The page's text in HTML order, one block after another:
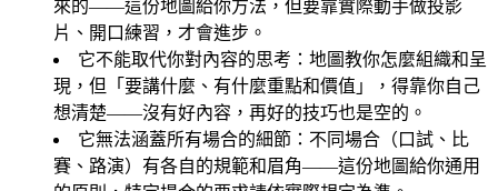
來的——這份地圖給你方法，但要靠實際動手做投影
片、開口練習，才會進步。
它不能取代你對內容的思考 ：地圖教你怎麼組織和呈
現，但「要講什麼、有什麼重點和價值」，得靠你自己
想清楚——沒有好內容，再好的技巧也是空的。
它無法涵蓋所有場合的細節 ：不同場合（口試、比
賽、路演）有各自的規範和眉角——這份地圖給你通用